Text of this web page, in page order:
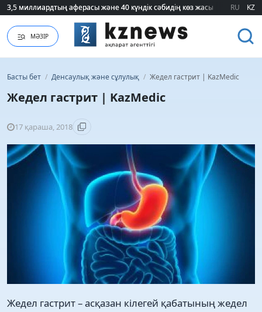
3,5 миллиардтың аферасы және 40 күндік сәбидің көз жасы:
3,5 миллиардтың аферасы және 40 күндік сәбидің көз жасы: RU KZ
МӘЗІР
Басты бет / Денсаулық және сұлулық / Жедел гастрит | KazMedic
Жедел гастрит | KazMedic
17 қараша, 2018
Жедел гастрит – асқазан кілегей қабатының жедел